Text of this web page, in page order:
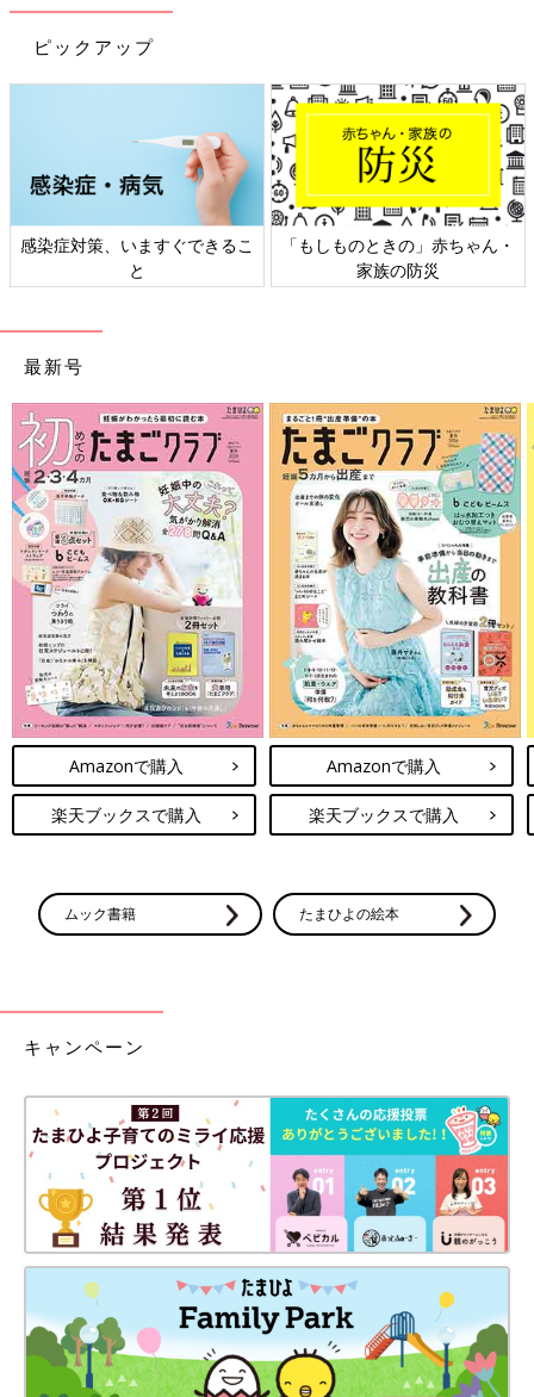
先日、視線を感じたので目を向けると、もの凄い数の鹿の群れ。
恐らく20頭以上。あれだけ集まると恐怖。夜に車を走らせると、
容赦なくいきなり飛び出てくる鹿。車、全損。保険会社はもちろ
交通の便など不便なところもありますが、野菜で季節を感じたり
田舎ならではの魅力も。将来のスローライフや週末の子どもの田
舎体験などを計画してみるのもいいかもしれませんね！
（文・真山りせ）
関連：「田舎」VS「ド田舎」その違いとは！？
ピックアップ
感染症対策、いますぐできるこ
と
「もしものときの」赤ちゃん・
家族の防災
最新号
Amazonで購入
楽天ブックスで購入
Amazonで購入
楽天ブックスで購入
ムック書籍 たまひよの絵本
キャンペーン